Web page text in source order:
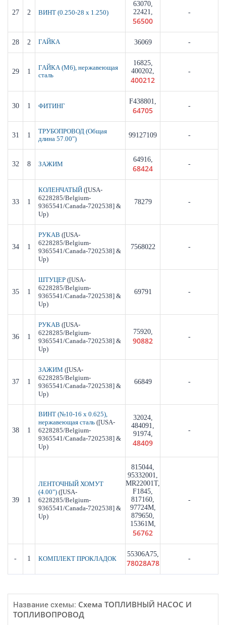
27 2 ВИНТ (0.250-28 x 1.250)
63070,
22421,
56500
-
28 2 ГАЙКА 36069 -
29 1
ГАЙКА (M6), нержавеющая
сталь
16825,
400202,
400212
-
30 1 ФИТИНГ
F438801,
64705 -
31 1
ТРУБОПРОВОД (Общая
длина 57.00")
99127109 -
32 8 ЗАЖИМ
64916,
68424 -
33 1
КОЛЕНЧАТЫЙ ([USA-
6228285/Belgium-
9365541/Canada-7202538] &
Up)
78279 -
34 1
РУКАВ ([USA-
6228285/Belgium-
9365541/Canada-7202538] &
Up)
7568022 -
35 1
ШТУЦЕР ([USA-
6228285/Belgium-
9365541/Canada-7202538] &
Up)
69791 -
36 1
РУКАВ ([USA-
6228285/Belgium-
9365541/Canada-7202538] &
Up)
75920,
90882 -
37 1
ЗАЖИМ ([USA-
6228285/Belgium-
9365541/Canada-7202538] &
Up)
66849 -
38 1
ВИНТ (№10-16 x 0.625),
нержавеющая сталь ([USA-
6228285/Belgium-
9365541/Canada-7202538] &
Up)
32024,
484091,
91974,
48409
-
39 1
ЛЕНТОЧНЫЙ ХОМУТ
(4.00") ([USA-
6228285/Belgium-
9365541/Canada-7202538] &
Up)
815044,
95332001,
MR22001T,
F1845,
817160,
97724M,
879650,
15361M,
56762
-
- 1 КОМПЛЕКТ ПРОКЛАДОК
55306A75,
78028A78 -
Название схемы: Cхема ТОПЛИВНЫЙ НАСОС И
ТОПЛИВОПРОВОД